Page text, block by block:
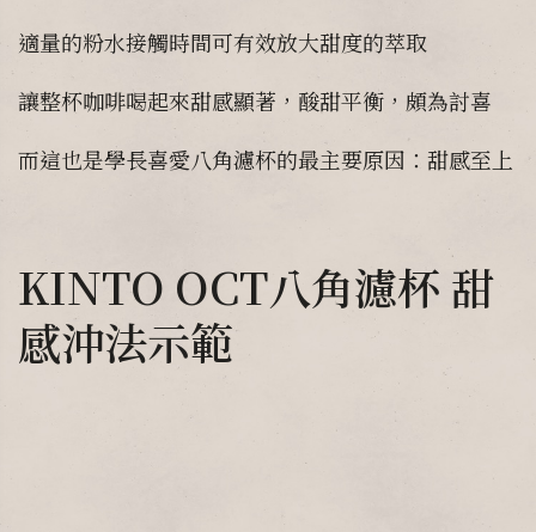
適量的粉水接觸時間可有效放大甜度的萃取
讓整杯咖啡喝起來甜感顯著，酸甜平衡，頗為討喜
而這也是學長喜愛八角濾杯的最主要原因：甜感至上
KINTO OCT八角濾杯 甜
感沖法示範